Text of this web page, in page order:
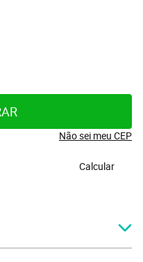
Não sei meu CEP
Calcular